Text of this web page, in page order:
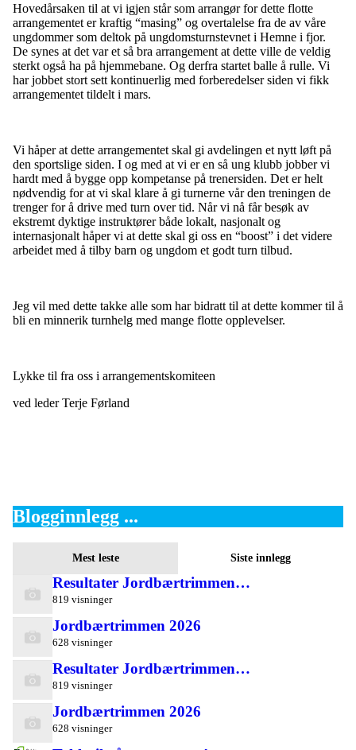
Hovedårsaken til at vi igjen står som arrangør for dette flotte
arrangementet er kraftig “masing” og overtalelse fra de av våre
ungdommer som deltok på ungdomsturnstevnet i Hemne i fjor.
De synes at det var et så bra arrangement at dette ville de veldig
sterkt også ha på hjemmebane. Og derfra startet balle å rulle. Vi
har jobbet stort sett kontinuerlig med forberedelser siden vi fikk
arrangementet tildelt i mars.
Vi håper at dette arrangementet skal gi avdelingen et nytt løft på
den sportslige siden. I og med at vi er en så ung klubb jobber vi
hardt med å bygge opp kompetanse på trenersiden. Det er helt
nødvendig for at vi skal klare å gi turnerne vår den treningen de
trenger for å drive med turn over tid. Når vi nå får besøk av
ekstremt dyktige instruktører både lokalt, nasjonalt og
internasjonalt håper vi at dette skal gi oss en “boost” i det videre
arbeidet med å tilby barn og ungdom et godt turn tilbud.
Jeg vil med dette takke alle som har bidratt til at dette kommer til å
bli en minnerik turnhelg med mange flotte opplevelser.
Lykke til fra oss i arrangementskomiteen
ved leder Terje Førland
Blogginnlegg ...
Mest leste Siste innlegg
Resultater Jordbærtrimmen…
819 visninger
Jordbærtrimmen 2026
628 visninger
Resultater Jordbærtrimmen…
819 visninger
Jordbærtrimmen 2026
628 visninger